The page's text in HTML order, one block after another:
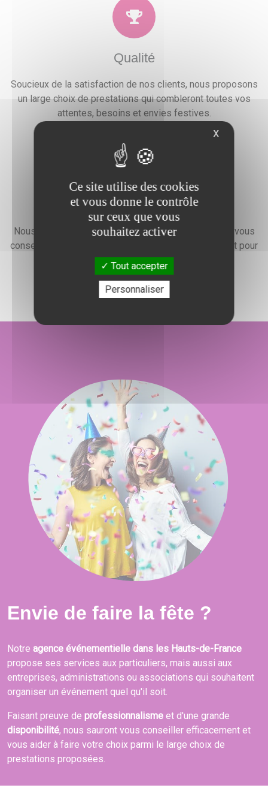
Qualité
Soucieux de la satisfaction de nos clients, nous proposons
un large choix de prestations qui combleront toutes vos
attentes, besoins et envies festives.
Devis gratuit
Nous faisons preuve d'une grande disponibilité pour vous
conseiller, vous renseigner et élaborer un devis gratuit pour
l'organisation de votre événement.
Envie de faire la fête ?
Notre agence événementielle dans les Hauts-de-France
propose ses services aux particuliers, mais aussi aux
entreprises, administrations ou associations qui souhaitent
organiser un événement quel qu'il soit.
Faisant preuve de professionnalisme et d'une grande
disponibilité, nous sauront vous conseiller efficacement et
vous aider à faire votre choix parmi le large choix de
prestations proposées.
X
Ce site utilise des cookies
et vous donne le contrôle
sur ceux que vous
souhaitez activer
Tout accepter
Personnaliser